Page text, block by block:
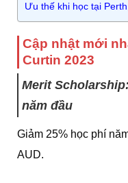
Ưu thế khi học tại
Cập nhật mới
Curtin 2023
Merit
năm đầu
Giảm 25% học phí
AUD.